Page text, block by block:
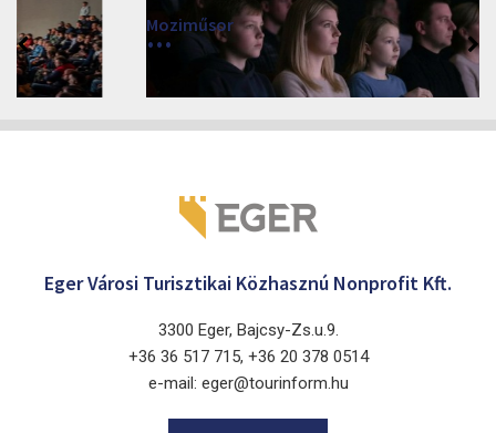
Moziműsor
2026
Cinema Agria, Eger 3300, Törvényház utca 4.
Eger Városi Turisztikai Közhasznú Nonprofit Kft.
3300 Eger, Bajcsy-Zs.u.9.
+36 36 517 715, +36 20 378 0514
e-mail: eger@tourinform.hu